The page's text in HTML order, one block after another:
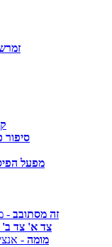
סיפור
מפעל
זה מסתובב -
צד א' צד ב'
מומה -